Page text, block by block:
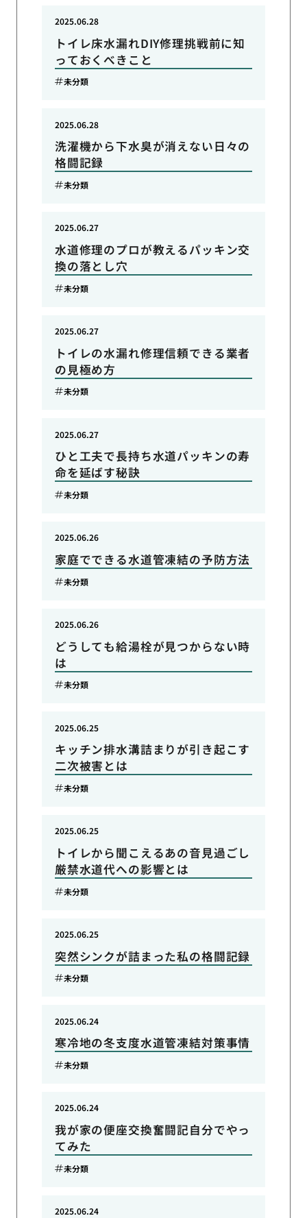
トイレ床水漏れDIY修理挑戦前に知
っておくべきこと
2025.06.28
未分類
洗濯機から下水臭が消えない日々の
格闘記録
2025.06.28
未分類
水道修理のプロが教えるパッキン交
換の落とし穴
2025.06.27
未分類
トイレの水漏れ修理信頼できる業者
の見極め方
2025.06.27
未分類
ひと工夫で長持ち水道パッキンの寿
命を延ばす秘訣
2025.06.27
未分類
家庭でできる水道管凍結の予防方法
2025.06.26
未分類
どうしても給湯栓が見つからない時
は
2025.06.26
未分類
キッチン排水溝詰まりが引き起こす
二次被害とは
2025.06.25
未分類
トイレから聞こえるあの音見過ごし
厳禁水道代への影響とは
2025.06.25
未分類
突然シンクが詰まった私の格闘記録
2025.06.25
未分類
寒冷地の冬支度水道管凍結対策事情
2025.06.24
未分類
我が家の便座交換奮闘記自分でやっ
てみた
2025.06.24
未分類
2025.06.24